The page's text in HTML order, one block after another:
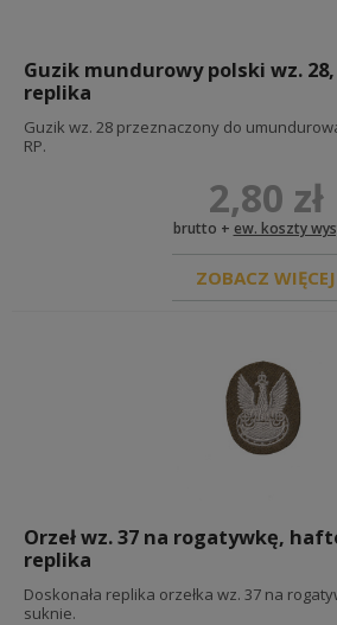
Guzik mundurowy polski wz. 28,
replika
Guzik wz. 28 przeznaczony do
RP.
2,80 zł
brutto + ew. koszty
ZOBACZ WIĘCEJ
Orzeł wz. 37 na rogatywkę,
replika
Doskonała replika orzełka wz. 37 na
suknie.